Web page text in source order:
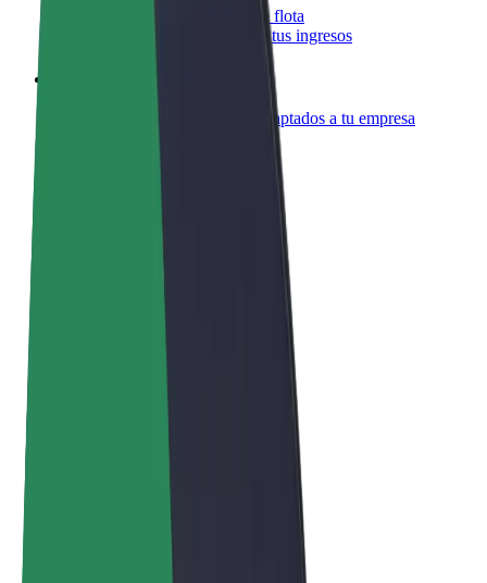
Registrarse como propietario de flota
Añadí tu flota a Bolt y potenciá tus ingresos
Productos y servicios de Bolt adaptados a tu empresa
Términos y Condiciones